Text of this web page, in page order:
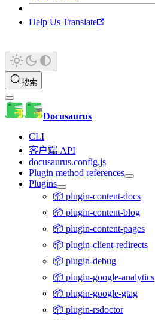
Help Us Translate
搜索
Docusaurus
CLI
客户端 API
docusaurus.config.js
Plugin method references
Plugins
📦 plugin-content-docs
📦 plugin-content-blog
📦 plugin-content-pages
📦 plugin-client-redirects
📦 plugin-debug
📦 plugin-google-analytics
📦 plugin-google-gtag
📦 plugin-rsdoctor